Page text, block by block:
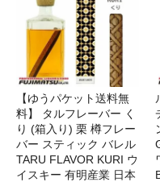
【ゆうパケット送料無
料】 タルフレーバー く
り (箱入り) 栗 樽フレー
バー スティック バレル
TARU FLAVOR KURI ウ
イスキー 有明産業 日本